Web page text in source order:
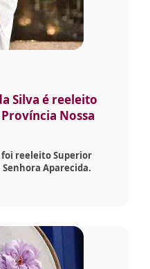
Silva é reeleito
Nossa
foi reeleito Superior
Aparecida.